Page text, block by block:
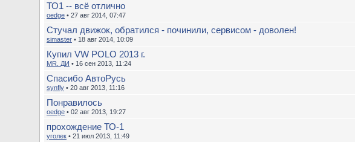
ТО1 -- всё отлично
oedge • 27 авг 2014, 07:47
Стучал движок, обратился - починили, сервисом - доволен!
simaster • 18 авг 2014, 10:09
Купил VW POLO 2013 г.
MR. ДИ • 16 сен 2013, 11:24
Спасибо АвтоРусь
synfly • 20 авг 2013, 11:16
Понравилось
oedge • 02 авг 2013, 19:27
прохождение ТО-1
уголек • 21 июл 2013, 11:49